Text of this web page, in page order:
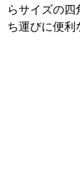
らサイズの
ち運びに便利